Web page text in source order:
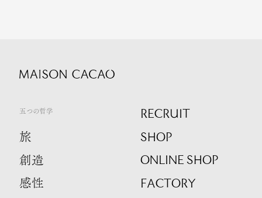
五つの哲学
旅
創造
感性
RECRUIT
SHOP
ONLINE SHOP
FACTORY